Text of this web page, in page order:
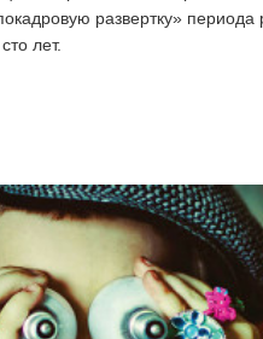
развертку» периода
лет.